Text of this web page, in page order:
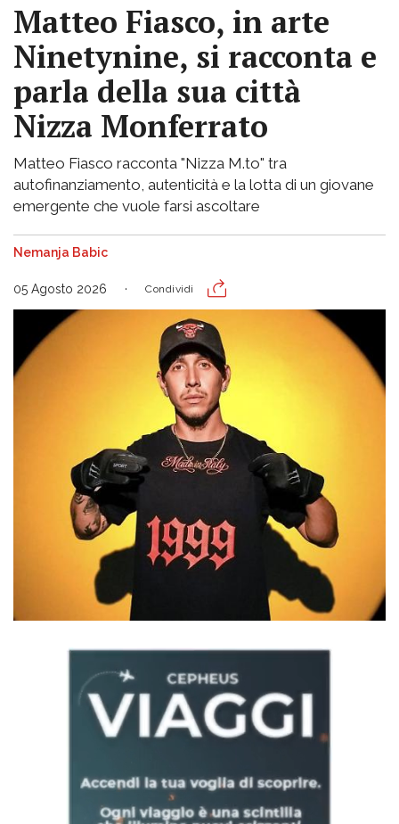
Matteo Fiasco, in arte
Ninetynine, si racconta e
parla della sua città
Nizza Monferrato
Matteo Fiasco racconta "Nizza M.to" tra
autofinanziamento, autenticità e la lotta di un giovane
emergente che vuole farsi ascoltare
Nemanja Babic
05 Agosto 2026 Condividi